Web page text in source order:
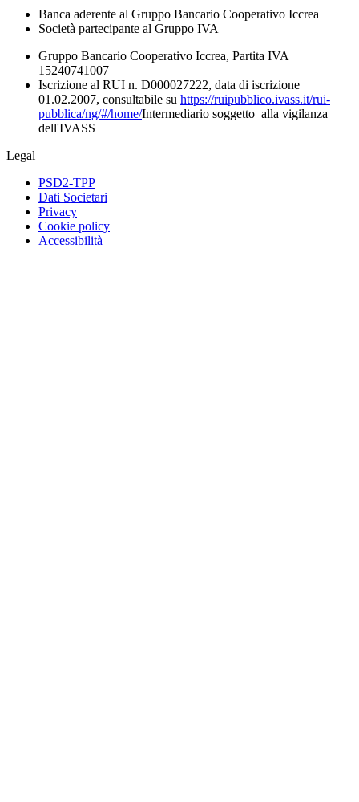
Banca aderente al Gruppo Bancario Cooperativo Iccrea
Società partecipante al Gruppo IVA
Gruppo Bancario Cooperativo Iccrea, Partita IVA
15240741007
Iscrizione al RUI n. D000027222, data di iscrizione
01.02.2007, consultabile su https://ruipubblico.ivass.it/rui-
pubblica/ng/#/home/Intermediario soggetto alla vigilanza
dell'IVASS
Legal
PSD2-TPP
Dati Societari
Privacy
Cookie policy
Accessibilità